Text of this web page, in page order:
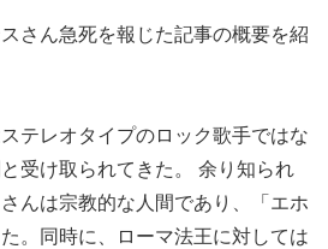
さん急死を報じた記事の概要を紹
テレオタイプのロック歌手ではな
受け取られてきた。 余り知られ
んは宗教的な人間であり、「エホ
。同時に、ローマ法王に対しては